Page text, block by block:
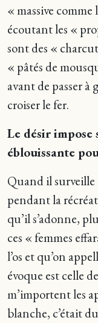
« massive
écoutant les «
sont des «
« pâtés de
avant de passer à
croiser le fer.
Le désir
éblouissante
Quand il surveille
pendant la
qu’il s’adonne,
ces « femmes
l’os et qu’on
évoque est celle
m’importent les
blanche, c’était